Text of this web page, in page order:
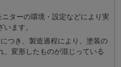
ターの環境・設定などにより実
ます。
つき、製造過程により、塗装の
、変形したものが混じっている